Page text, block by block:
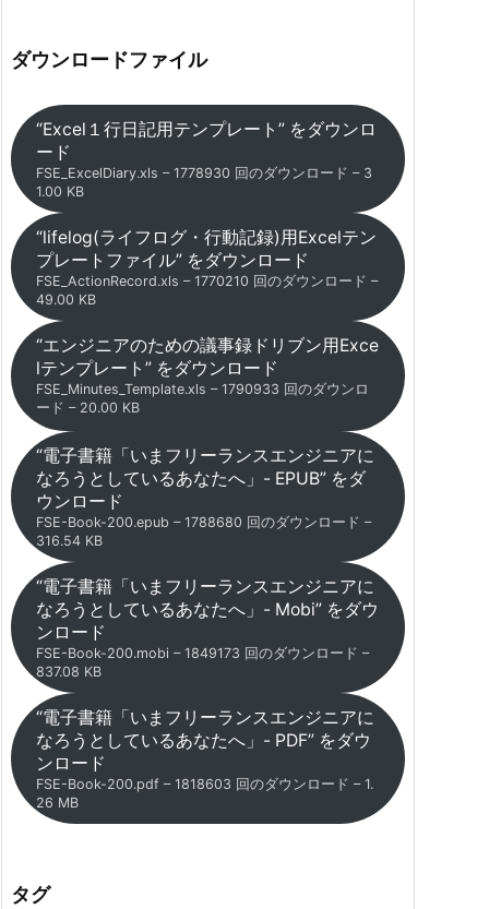
ダウンロードファイル
“Excel１行日記用テンプレート” をダウンロ
ード
FSE_ExcelDiary.xls – 1778930 回のダウンロード – 3
1.00 KB
“lifelog(ライフログ・行動記録)用Excelテン
プレートファイル” をダウンロード
FSE_ActionRecord.xls – 1770210 回のダウンロード –
49.00 KB
“エンジニアのための議事録ドリブン用Exce
lテンプレート” をダウンロード
FSE_Minutes_Template.xls – 1790933 回のダウンロ
ード – 20.00 KB
“電子書籍「いまフリーランスエンジニアに
なろうとしているあなたへ」- EPUB” をダ
ウンロード
FSE-Book-200.epub – 1788680 回のダウンロード –
316.54 KB
“電子書籍「いまフリーランスエンジニアに
なろうとしているあなたへ」- Mobi” をダウ
ンロード
FSE-Book-200.mobi – 1849173 回のダウンロード –
837.08 KB
“電子書籍「いまフリーランスエンジニアに
なろうとしているあなたへ」- PDF” をダウ
ンロード
FSE-Book-200.pdf – 1818603 回のダウンロード – 1.
26 MB
タグ